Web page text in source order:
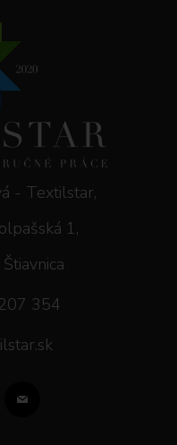
- Textilstar,
1,
354